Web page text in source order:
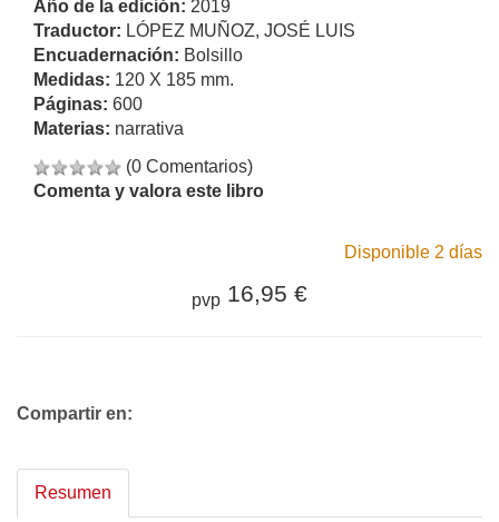
Año de la edición: 2019
Traductor: LÓPEZ MUÑOZ, JOSÉ LUIS
Encuadernación: Bolsillo
Medidas: 120 X 185 mm.
Páginas: 600
Materias: narrativa
(0 Comentarios)
Comenta y valora este libro
Disponible 2 días
pvp 16,95 €
Compartir en:
Resumen